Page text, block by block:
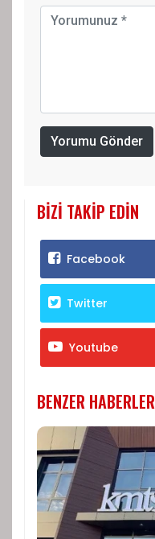
Yorumu Gönder
BIZI TAKIP EDIN
Facebook
Twitter
Youtube
BENZER HABERLER